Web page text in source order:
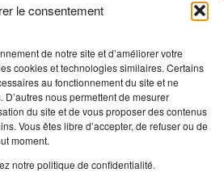
le consentement
de notre site et d’améliorer votre
cookies et technologies similaires. Certains
au fonctionnement du site et ne
nous permettent de mesurer
du site et de vous proposer des contenus
Vous êtes libre d’accepter, de refuser ou de
moment.
notre politique de confidentialité.
: 03 80 22 04 74
Accueil
Présentation